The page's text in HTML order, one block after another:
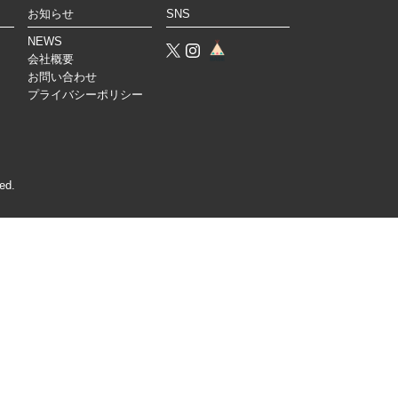
お知らせ
NEWS
会社概要
お問い合わせ
プライバシーポリシー
SNS